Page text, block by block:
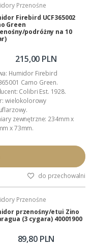
przechowywanie i
wilgotnościcygar.
Przenośne
Firebird UCF365002
Green
podróżny na 10
215,00 PLN
Humidor Firebird
Camo Green.
Colibri Est. 1928.
wielokolorowy
zewnętrzne: 234mm x
x 73mm.
Churchill.
nawilżacz,
akcesoria: Colibri.
wyłożone gąbką
przechowywanie i
do przechowalni
Przenośne
przenośny/etui Zino
(3 cygara) 40001900
89,80 PLN